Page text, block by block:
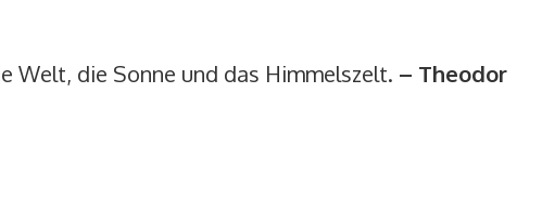
Welt, die Sonne und das Himmelszelt. – Theodor